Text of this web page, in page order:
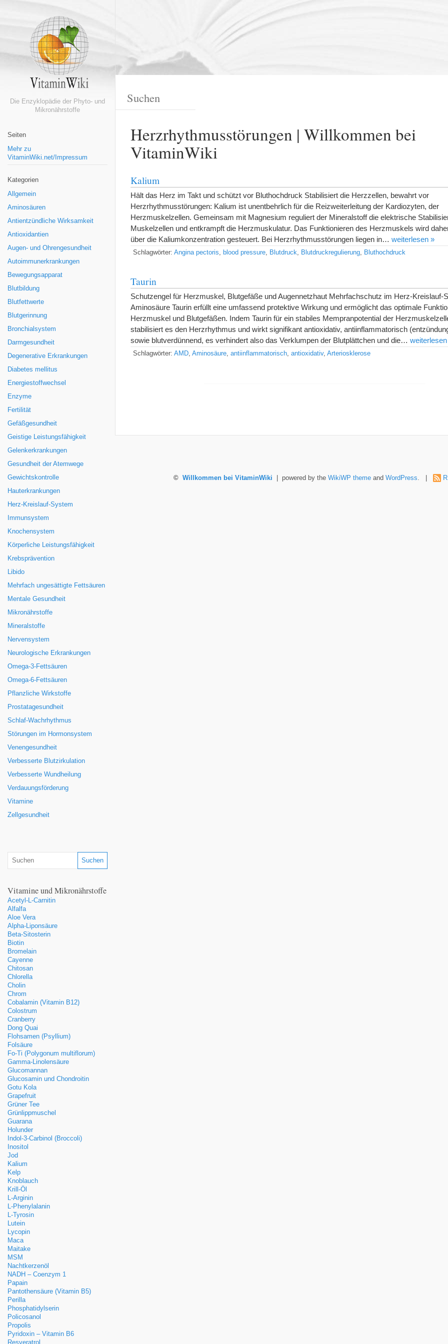
Die Enzyklopädie der Phyto- und
Mikronährstoffe
Seiten
Mehr zu
VitaminWiki.net/Impressum
Kategorien
Allgemein
Aminosäuren
Antientzündliche Wirksamkeit
Antioxidantien
Augen- und Ohrengesundheit
Autoimmunerkrankungen
Bewegungsapparat
Blutbildung
Blutfettwerte
Blutgerinnung
Bronchialsystem
Darmgesundheit
Degenerative Erkrankungen
Diabetes mellitus
Energiestoffwechsel
Enzyme
Fertilität
Gefäßgesundheit
Geistige Leistungsfähigkeit
Gelenkerkrankungen
Gesundheit der Atemwege
Gewichtskontrolle
Hauterkrankungen
Herz-Kreislauf-System
Immunsystem
Knochensystem
Körperliche Leistungsfähigkeit
Krebsprävention
Libido
Mehrfach ungesättigte Fettsäuren
Mentale Gesundheit
Mikronährstoffe
Mineralstoffe
Nervensystem
Neurologische Erkrankungen
Omega-3-Fettsäuren
Omega-6-Fettsäuren
Pflanzliche Wirkstoffe
Prostatagesundheit
Schlaf-Wachrhythmus
Störungen im Hormonsystem
Venengesundheit
Verbesserte Blutzirkulation
Verbesserte Wundheilung
Verdauungsförderung
Vitamine
Zellgesundheit
Vitamine und Mikronährstoffe
Acetyl-L-Carnitin
Alfalfa
Aloe Vera
Alpha-Liponsäure
Beta-Sitosterin
Biotin
Bromelain
Cayenne
Chitosan
Chlorella
Cholin
Chrom
Cobalamin (Vitamin B12)
Colostrum
Cranberry
Dong Quai
Flohsamen (Psyllium)
Folsäure
Fo-Ti (Polygonum multiflorum)
Gamma-Linolensäure
Glucomannan
Glucosamin und Chondroitin
Gotu Kola
Grapefruit
Grüner Tee
Grünlippmuschel
Guarana
Holunder
Indol-3-Carbinol (Broccoli)
Inositol
Jod
Kalium
Kelp
Knoblauch
Krill-Öl
L-Arginin
L-Phenylalanin
L-Tyrosin
Lutein
Lycopin
Maca
Maitake
MSM
Nachtkerzenöl
NADH – Coenzym 1
Papain
Pantothensäure (Vitamin B5)
Perilla
Phosphatidylserin
Policosanol
Propolis
Pyridoxin – Vitamin B6
Resveratrol
Herzrhythmusstörungen | Willkommen bei
VitaminWiki
Kalium
Hält das Herz im Takt und schützt vor Bluthochdruck Stabilisiert die Herzzellen, bewahrt vor
Herzrhythmusstörungen: Kalium ist unentbehrlich für die Reizweiterleitung der Kardiozyten, der
Herzmuskelzellen. Gemeinsam mit Magnesium reguliert der Mineralstoff die elektrische
Muskelzellen und entkrampft die Herzmuskulatur. Das Funktionieren des Herzmuskels wird
über die Kaliumkonzentration gesteuert. Bei Herzrhythmusstörungen liegen in… weiterlesen »
Schlagwörter: Angina pectoris, blood pressure, Blutdruck, Blutdruckregulierung, Bluthochdruck
Taurin
Schutzengel für Herzmuskel, Blutgefäße und Augennetzhaut Mehrfachschutz im Herz-Kreislauf-
Aminosäure Taurin erfüllt eine umfassend protektive Wirkung und ermöglicht das optimale
Herzmuskel und Blutgefäßen. Indem Taurin für ein stabiles Mempranpotential der
stabilisiert es den Herzrhythmus und wirkt signifikant antioxidativ, antiinflammatorisch
sowie blutverdünnend, es verhindert also das Verklumpen der Blutplättchen und die…
Schlagwörter: AMD, Aminosäure, antiinflammatorisch, antioxidativ, Arteriosklerose
© Willkommen bei VitaminWiki | powered by the WikiWP themeand WordPress